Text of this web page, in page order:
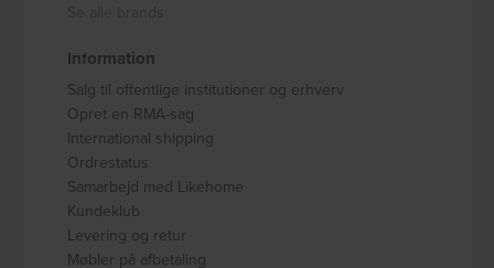
Information
Salg til offentlige institutioner og erhverv
Opret en RMA-sag
International shipping
Ordrestatus
Samarbejd med Likehome
Kundeklub
Levering og retur
Møbler på afbetaling